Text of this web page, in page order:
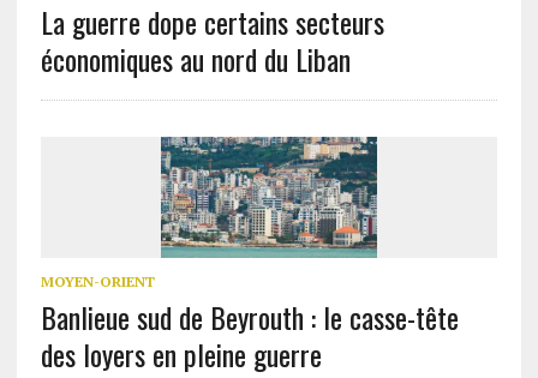
La guerre dope certains secteurs
économiques au nord du Liban
MOYEN-ORIENT
Banlieue sud de Beyrouth : le casse-tête
des loyers en pleine guerre